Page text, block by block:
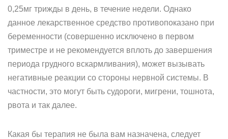
0,25мг трижды в день, в течение недели. Однако
данное лекарственное средство противопоказано при
беременности (совершенно исключено в первом
триместре и не рекомендуется вплоть до завершения
периода грудного вскармливания), может вызывать
негативные реакции со стороны нервной системы. В
частности, это могут быть судороги, мигрени, тошнота,
рвота и так далее.
Какая бы терапия не была вам назначена, следует